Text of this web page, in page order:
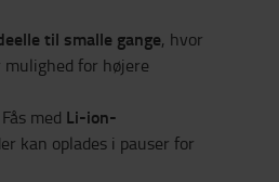
til smalle gange, hvor
for højere
med Li-ion-
kan oplades i pauser for